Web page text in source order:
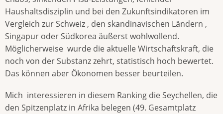
Haushaltsdisziplin und bei den Zukunftsindikatoren im
Vergleich zur Schweiz , den skandinavischen Ländern ,
Singapur oder Südkorea äußerst wohlwollend.
Möglicherweise wurde die aktuelle Wirtschaftskraft, die
noch von der Substanz zehrt, statistisch hoch bewertet.
Das können aber Ökonomen besser beurteilen.
Mich interessieren in diesem Ranking die Seychellen, die
den Spitzenplatz in Afrika belegen (49. Gesamtplatz